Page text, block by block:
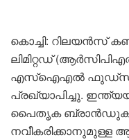
കൊച്ചി:
ലിമിറ്റഡ്
എസ്ഐഎൽ ഫുഡ്‌സ്
പ്രഖ്യാപിച്ചു.
പൈതൃക ബ്രാൻഡുകളെ
നവീകരിക്കാനുമുള്ള